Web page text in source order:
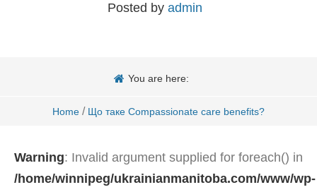
Posted by admin
You are here:
Home / Що таке Compassionate care benefits?
Warning: Invalid argument supplied for foreach() in
/home/winnipeg/ukrainianmanitoba.com/www/wp-